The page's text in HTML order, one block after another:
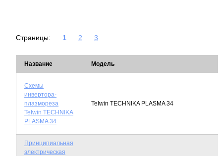
Страницы: 1 2 3
Название Модель
Cхемы
инвертора-
плазмореза
Telwin TECHNIKA
PLASMA 34
Telwin TECHNIKA PLASMA 34
Принципиальная
электрическая